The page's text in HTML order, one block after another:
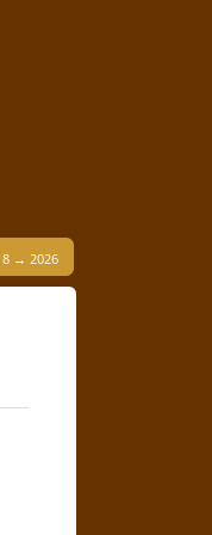
→ 2026